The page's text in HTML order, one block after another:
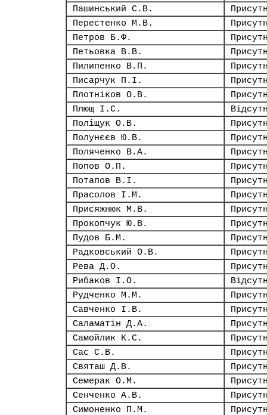
Пашинський С.В.
Перестенко М.В.
Петров Б.Ф.
Петьовка В.В.
Пилипенко В.П.
Писарчук П.І.
Плотніков О.В.
Плющ І.С.
Поліщук О.В.
Полунєєв Ю.В.
Поляченко В.А.
Попов О.П.
Потапов В.І.
Прасолов І.М.
Присяжнюк М.В.
Прокопчук Ю.В.
Пудов Б.М.
Радковський О.В.
Рева Д.О.
Рибаков І.О.
Рудченко М.М.
Савченко І.В.
Саламатін Д.А.
Самойлик К.С.
Сас С.В.
Святаш Д.В.
Семерак О.М.
Сенченко А.В.
Симоненко П.М.